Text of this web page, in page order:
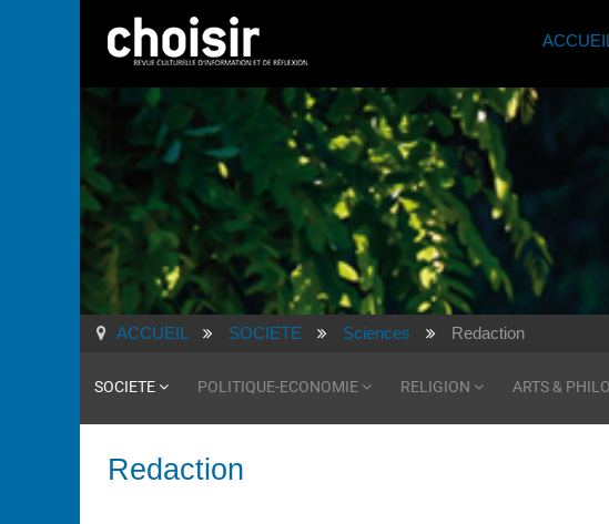
ACCUEIL
ACCUEIL SOCIETE Sciences Redaction
SOCIETE POLITIQUE-ECONOMIE RELIGION ARTS &
Redaction